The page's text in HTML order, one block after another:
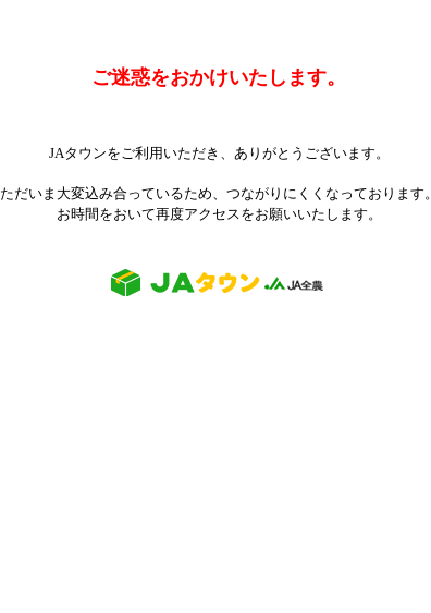
ご迷惑をおかけいたします。
JAタウンをご利用いただき、ありがとうございます。
ただいま大変込み合っているため、つながりにくくなっております。
お時間をおいて再度アクセスをお願いいたします。